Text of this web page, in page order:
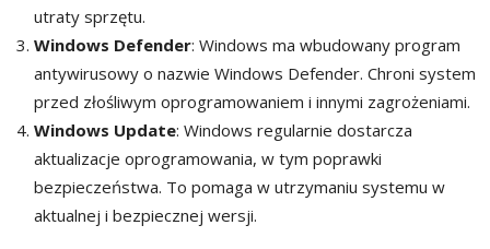
utraty sprzętu.
Windows Defender: Windows ma wbudowany program
antywirusowy o nazwie Windows Defender. Chroni system
przed złośliwym oprogramowaniem i innymi zagrożeniami.
Windows Update: Windows regularnie dostarcza
aktualizacje oprogramowania, w tym poprawki
bezpieczeństwa. To pomaga w utrzymaniu systemu w
aktualnej i bezpiecznej wersji.